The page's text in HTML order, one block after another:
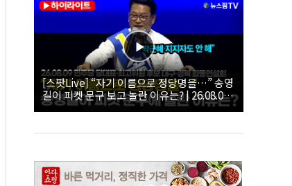
[스팟Live] “자기 이름으로 정당명을…” 송영
길이 피켓 문구 보고 놀란 이유는? | 26.08.09
더불어민주당 당대표·최고위원 후보 대구·경